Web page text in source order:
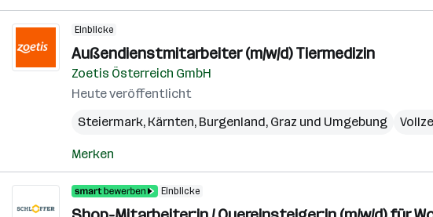
Einblicke
Außendienstmitarbeiter (m/w/d) Tiermedizin
Zoetis Österreich GmbH
Heute veröffentlicht
Steiermark, Kärnten, Burgenland, Graz und Umgebung
Merken
Einblicke